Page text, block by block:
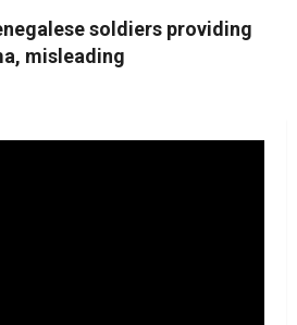
soldiers providing
misleading